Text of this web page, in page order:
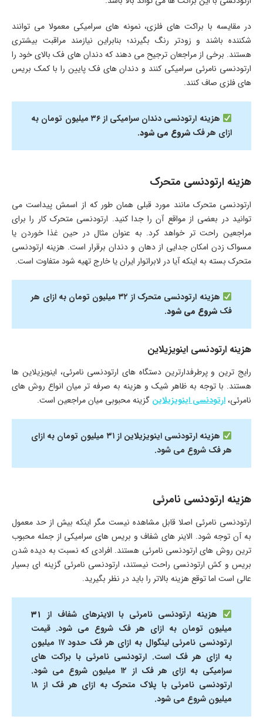
در مقایسه با براکت های فلزی، نمونه های سرامیکی معمولا می توانند
شکننده باشند و زودتر رنگ بگیرند؛ بنابراین نیازمند مراقبت بیشتری
هستند. برخی از مراجعان ترجیح می دهند که دندان های فک بالای خود را
ارتودنسی نامرئی سرامیکی کنند و دندان های فک پایین را با کمک بریس
های فلزی صاف کنند.
هزینه ارتودنسی دندان سرامیکی از ۳۶ میلیون تومان به
ازای هر فکشروع می شود.
هزینه ارتودنسی متحرک
ارتودنسی متحرک مانند مورد قبلی همان طور که از اسمش پیداست می
توانید در بعضی از مواقع آن را جدا کنید. ارتودنسی متحرک کار را برای
مراجعین راحت تر خواهد کرد. به عنوان مثال در حین غذا خوردن یا
مسواک زدن امکان جدایی از دهان و دندان برقرار است. هزینه ارتودنسی
متحرک بسته به اینکه آیا در لابراتوار ایران یا خارج تهیه شود متفاوت است.
هزینه ارتودنسی متحرک از ۳۲ میلیون تومان به ازای هر
فکشروع می شود.
هزینه ارتودنسی اینویزیلاین
رایج ترین و پرطرفدارترین دستگاه های ارتودنسی نامرئی، اینویزیلاین ها
هستند. با توجه به ظاهر شیک و هزینه به صرفه تر میان انواع روش های
نامرئی،ارتودنسی اینویزیلاین گزینه محبوبی میان مراجعین است.
هزینه ارتودنسی اینویزیلاین از ۳۱ میلیون تومان به ازای
هر فک شروع می شود.
هزینه ارتودنسی نامرئی
ارتودنسی نامرئی اصلا قابل مشاهده نیست مگر اینکه بیش از حد معمول
به آن توجه شود. الاینر های شفاف و بریس های سرامیکی از جمله محبوب
ترین روش های ارتودنسی نامرئی هستند. افرادی که نسبت به دیده شدن
بریس و کش ارتودنسی راحت نیستند، ارتودنسی نامرئی گزینه ای بسیار
عالی است اما توقع هزینه بالاتر را باید در نظر بگیرید.
هزینه ارتودنسی نامرئی با الاینرهای شفاف از ۳۱
میلیون تومان به ازای هر فک شروع می شود. قیمت
ارتودنسی نامرئی لینگوال به ازای هر فک حدود ۱۷
میلیون
به ازای هر فک است. ارتودنسی نامرئی با براکت های
سرامیکی به ازای هر فک از ۱۲ میلیون شروع می شود.
ارتودنسی نامرئی با پلاک متحرک به ازای هر فک از ۱۸
میلیون شروع می شود.